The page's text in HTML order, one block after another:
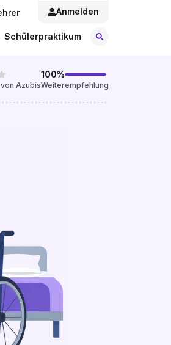
Anmelden
Schülerpraktikum
Azubis
100%
Weiterempfehlung